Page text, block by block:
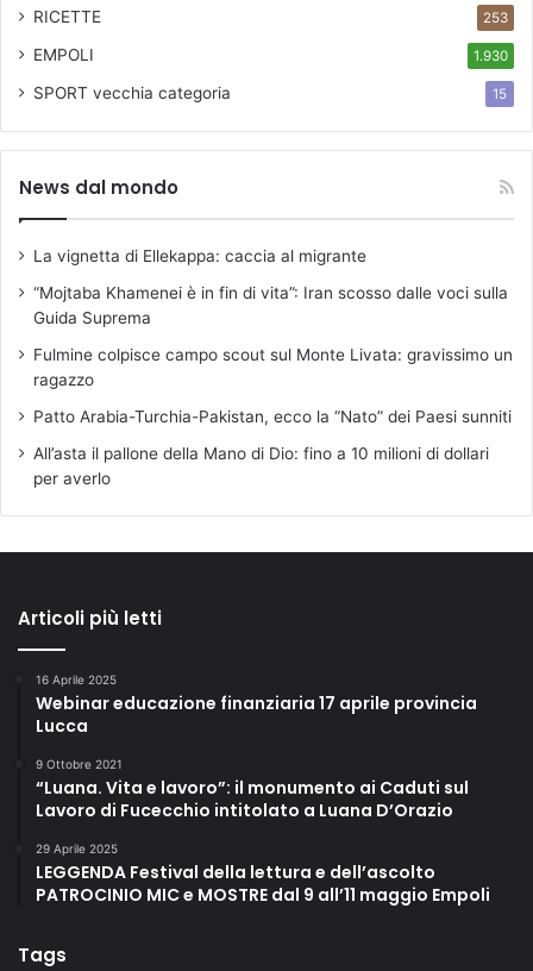
RICETTE 253
EMPOLI 1.930
SPORT vecchia categoria 15
News dal mondo
La vignetta di Ellekappa: caccia al migrante
“Mojtaba Khamenei è in fin di vita”: Iran scosso dalle voci sulla
Guida Suprema
Fulmine colpisce campo scout sul Monte Livata: gravissimo un
ragazzo
Patto Arabia-Turchia-Pakistan, ecco la “Nato” dei Paesi sunniti
All’asta il pallone della Mano di Dio: fino a 10 milioni di dollari
per averlo
Articoli più letti
16 Aprile 2025
Webinar educazione finanziaria 17 aprile provincia
Lucca
9 Ottobre 2021
“Luana. Vita e lavoro”: il monumento ai Caduti sul
Lavoro di Fucecchio intitolato a Luana D’Orazio
29 Aprile 2025
LEGGENDA Festival della lettura e dell’ascolto
PATROCINIO MIC e MOSTRE dal 9 all’11 maggio Empoli
Tags